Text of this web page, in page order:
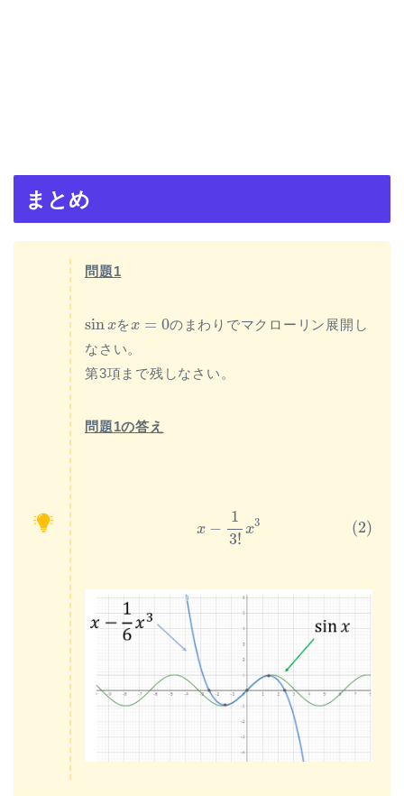
まとめ
問題1
sinx
sin x をx = 0
x=
のまわりでマクローリン展開し
なさい。
第3項まで残しなさい。
問題1の答え
x −
1
3!
x3 (2)
1